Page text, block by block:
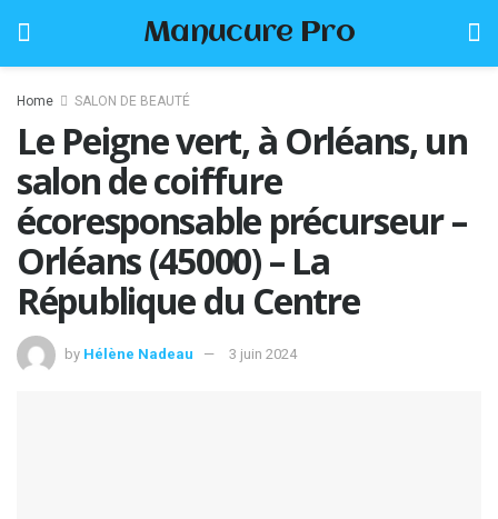
Manucure Pro
Home SALON DE BEAUTÉ
Le Peigne vert, à Orléans, un
salon de coiffure
écoresponsable précurseur –
Orléans (45000) – La
République du Centre
by Hélène Nadeau 3 juin 2024